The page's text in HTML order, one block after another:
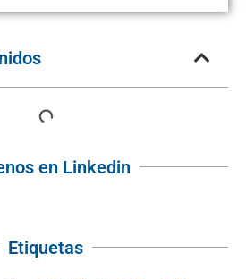
en Linkedin
Etiquetas